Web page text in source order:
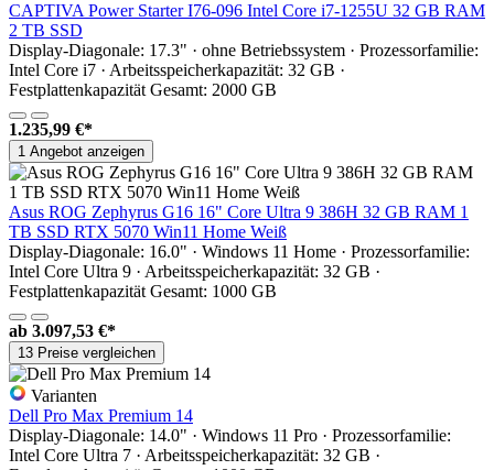
CAPTIVA Power Starter I76-096 Intel Core i7-1255U 32 GB RAM
2 TB SSD
Display-Diagonale: 17.3" · ohne Betriebssystem · Prozessorfamilie:
Intel Core i7 · Arbeitsspeicherkapazität: 32 GB ·
Festplattenkapazität Gesamt: 2000 GB
1.235,99 €*
1 Angebot anzeigen
Asus ROG Zephyrus G16 16" Core Ultra 9 386H 32 GB RAM 1
TB SSD RTX 5070 Win11 Home Weiß
Display-Diagonale: 16.0" · Windows 11 Home · Prozessorfamilie:
Intel Core Ultra 9 · Arbeitsspeicherkapazität: 32 GB ·
Festplattenkapazität Gesamt: 1000 GB
ab 3.097,53 €*
13 Preise vergleichen
Varianten
Dell Pro Max Premium 14
Display-Diagonale: 14.0" · Windows 11 Pro · Prozessorfamilie:
Intel Core Ultra 7 · Arbeitsspeicherkapazität: 32 GB ·